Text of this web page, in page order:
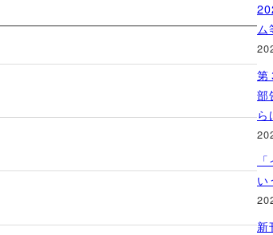
ム
第
部
ら
い
新